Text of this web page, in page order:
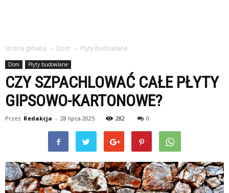
Strona główna Dom Płyty budowlane
Dom Płyty budowlane
CZY SZPACHLOWAĆ CAŁE PŁYTY
GIPSOWO-KARTONOWE?
Przez Redakcja - 28 lipca 2025 282 0